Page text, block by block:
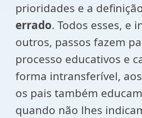
prioridades e a
errado. Todos esses, e
outros, passos fazem
processo educativos e
forma intransferível,
os pais também
quando não lhes